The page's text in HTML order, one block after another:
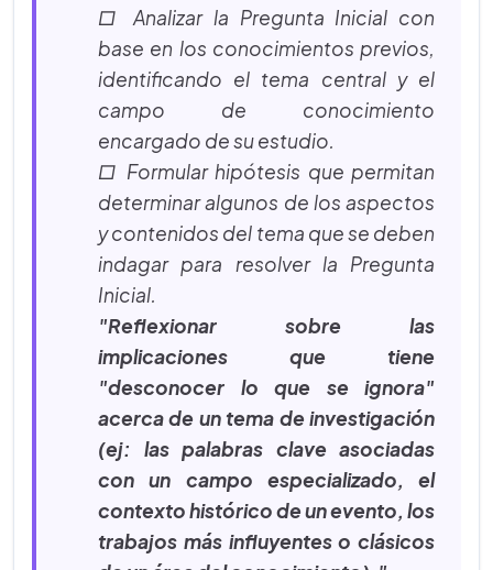
□ Analizar la Pregunta Inicial con
base en los conocimientos previos,
identificando el tema central y el
campo de conocimiento
encargado de su estudio.
□ Formular hipótesis que permitan
determinar algunos de los aspectos
y contenidos del tema que se deben
indagar para resolver la Pregunta
Inicial.
"Reflexionar sobre las
implicaciones que tiene
"desconocer lo que se ignora"
acerca de un tema de investigación
(ej: las palabras clave asociadas
con un campo especializado, el
contexto histórico de un evento, los
trabajos más influyentes o clásicos